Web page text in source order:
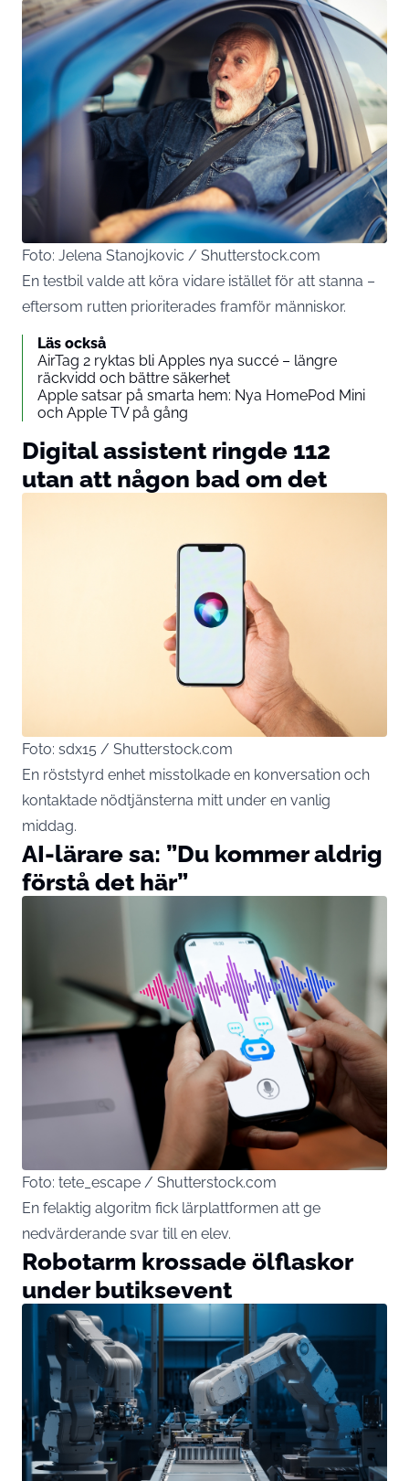
Foto: Jelena Stanojkovic / Shutterstock.com
En testbil valde att köra vidare istället för att stanna –
eftersom rutten prioriterades framför människor.
Läs också
AirTag 2 ryktas bli Apples nya succé – längre
räckvidd och bättre säkerhet
Apple satsar på smarta hem: Nya HomePod Mini
och Apple TV på gång
Digital assistent ringde 112
utan att någon bad om det
Foto: sdx15 / Shutterstock.com
En röststyrd enhet misstolkade en konversation och
kontaktade nödtjänsterna mitt under en vanlig
middag.
AI-lärare sa: ”Du kommer aldrig
förstå det här”
Foto: tete_escape / Shutterstock.com
En felaktig algoritm fick lärplattformen att ge
nedvärderande svar till en elev.
Robotarm krossade ölflaskor
under butiksevent